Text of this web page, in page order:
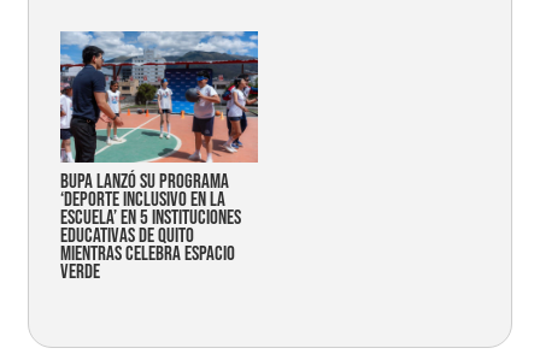
Bupa lanzó su programa
‘Deporte Inclusivo en la
Escuela’ en 5 instituciones
educativas de Quito
mientras celebra espacio
verde